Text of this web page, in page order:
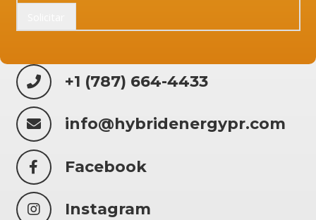
+1 (787) 664-4433
info@hybridenergypr.com
Facebook
Instagram